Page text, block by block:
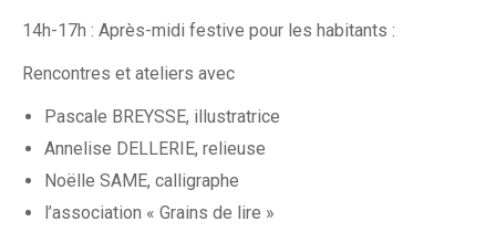
14h-17h : Après-midi festive pour les habitants :
Rencontres et ateliers avec
Pascale BREYSSE, illustratrice
Annelise DELLERIE, relieuse
Noëlle SAME, calligraphe
l’association « Grains de lire »